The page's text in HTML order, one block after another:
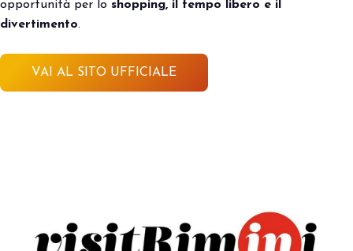
AREA RISERVATA VISITATORI
person
opportunità per lo shopping, il tempo libero e il
divertimento.
VAI AL SITO UFFICIALE